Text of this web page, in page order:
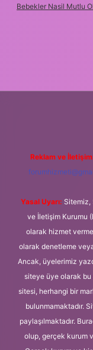
Bebekler Nasil Mutlu
Reklam ve
Yasal Uyarı: Sitemiz,
ve İletişim Kurumu
olarak hizmet
olarak denetleme
Ancak, üyelerimiz
siteye üye olarak bu
sitesi, herhangi bir
bulunmamaktadır.
paylaşılmaktadır.
olup, gerçek kurum